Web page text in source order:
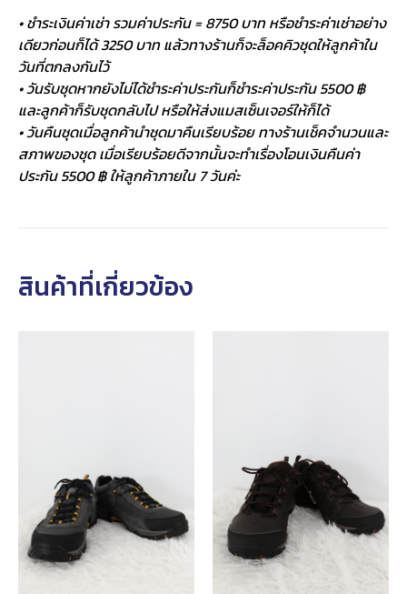
• ชำระเงินค่าเช่า รวมค่าประกัน = 8750 บาท หรือชำระค่าเช่าอย่าง
เดียวก่อนก็ได้ 3250 บาท แล้วทางร้านก็จะล็อคคิวชุดให้ลูกค้าใน
วันที่ตกลงกันไว้
• วันรับชุดหากยังไม่ได้ชำระค่าประกันก็ชำระค่าประกัน 5500 ฿
และลูกค้าก็รับชุดกลับไป หรือให้ส่งแมสเซ็นเจอร์ให้ก็ได้
• วันคืนชุดเมื่อลูกค้านำชุดมาคืนเรียบร้อย ทางร้านเช็คจำนวนและ
สภาพของชุด เมื่อเรียบร้อยดีจากนั้นจะทำเรื่องโอนเงินคืนค่า
ประกัน 5500 ฿ ให้ลูกค้าภายใน 7 วันค่ะ
สินค้าที่เกี่ยวข้อง